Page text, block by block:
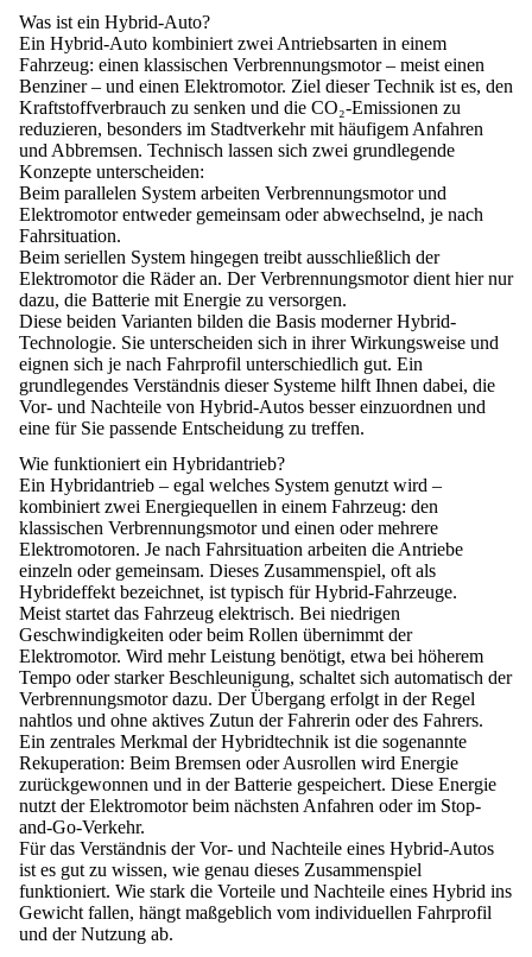
Was ist ein Hybrid-Auto?
Ein Hybrid-Auto kombiniert zwei Antriebsarten in einem
Fahrzeug: einen klassischen Verbrennungsmotor – meist einen
Benziner – und einen Elektromotor. Ziel dieser Technik ist es, den
Kraftstoffverbrauch zu senken und die CO₂-Emissionen zu
reduzieren, besonders im Stadtverkehr mit häufigem Anfahren
und Abbremsen. Technisch lassen sich zwei grundlegende
Konzepte unterscheiden:
Beim parallelen System arbeiten Verbrennungsmotor und
Elektromotor entweder gemeinsam oder abwechselnd, je nach
Fahrsituation.
Beim seriellen System hingegen treibt ausschließlich der
Elektromotor die Räder an. Der Verbrennungsmotor dient hier nur
dazu, die Batterie mit Energie zu versorgen.
Diese beiden Varianten bilden die Basis moderner Hybrid-
Technologie. Sie unterscheiden sich in ihrer Wirkungsweise und
eignen sich je nach Fahrprofil unterschiedlich gut. Ein
grundlegendes Verständnis dieser Systeme hilft Ihnen dabei, die
Vor- und Nachteile von Hybrid-Autos besser einzuordnen und
eine für Sie passende Entscheidung zu treffen.
Wie funktioniert ein Hybridantrieb?
Ein Hybridantrieb – egal welches System genutzt wird –
kombiniert zwei Energiequellen in einem Fahrzeug: den
klassischen Verbrennungsmotor und einen oder mehrere
Elektromotoren. Je nach Fahrsituation arbeiten die Antriebe
einzeln oder gemeinsam. Dieses Zusammenspiel, oft als
Hybrideffekt bezeichnet, ist typisch für Hybrid-Fahrzeuge.
Meist startet das Fahrzeug elektrisch. Bei niedrigen
Geschwindigkeiten oder beim Rollen übernimmt der
Elektromotor. Wird mehr Leistung benötigt, etwa bei höherem
Tempo oder starker Beschleunigung, schaltet sich automatisch der
Verbrennungsmotordazu. Der Übergang erfolgt in der Regel
nahtlos und ohne aktives Zutun der Fahrerin oder des Fahrers.
Ein zentrales Merkmal der Hybridtechnik ist die sogenannte
Rekuperation: Beim Bremsen oder Ausrollen wird Energie
zurückgewonnen und in der Batterie gespeichert. Diese Energie
nutzt der Elektromotor beim nächsten Anfahren oder im Stop-
and-Go-Verkehr.
Für das Verständnis der Vor- und Nachteile eines Hybrid-Autos
ist es gut zu wissen, wie genau dieses Zusammenspiel
funktioniert. Wie stark die Vorteile und Nachteile eines Hybrid ins
Gewicht fallen, hängt maßgeblich vom individuellen Fahrprofil
und der Nutzung ab.